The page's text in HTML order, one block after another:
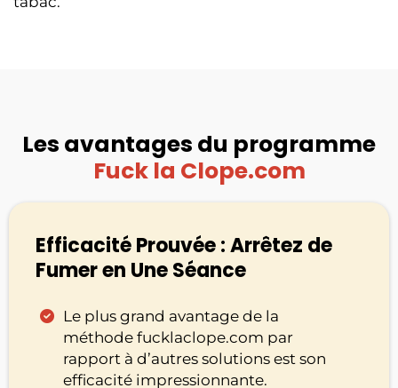
Les avantages du programme
Fuck la Clope.com
Efficacité Prouvée : Arrêtez de
Fumer en Une Séance
Le plus grand avantage de la
méthode fucklaclope.com par
rapport à d’autres solutions est son
efficacité impressionnante.